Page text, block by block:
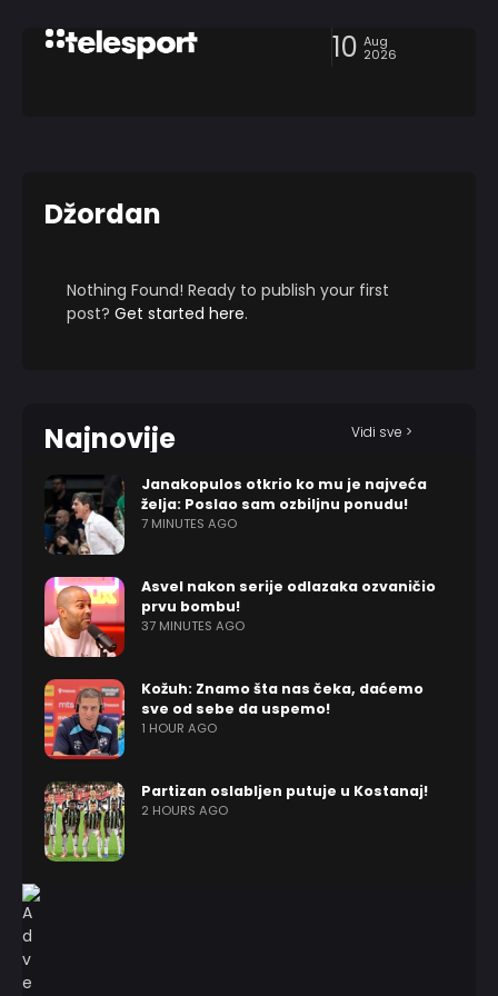
10 Aug
2026
Džordan
Nothing Found! Ready to publish your first
post? Get started here.
Najnovije Vidi sve >
Janakopulos otkrio ko mu je najveća
želja: Poslao sam ozbiljnu ponudu!
7 MINUTES AGO
Asvel nakon serije odlazaka ozvaničio
prvu bombu!
37 MINUTES AGO
Kožuh: Znamo šta nas čeka, daćemo
sve od sebe da uspemo!
1 HOUR AGO
Partizan oslabljen putuje u Kostanaj!
2 HOURS AGO